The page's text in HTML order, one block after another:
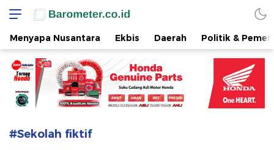
www.barometer.co.id
Berita Terkini di Sulawesi Utara
Menyapa Nusantara Ekbis Daerah Politik &
#Sekolah fiktif